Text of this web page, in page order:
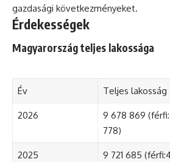
gazdasági következményeket.
Érdekességek
Magyarország teljes lakossága
Év Teljes lakosság
2026
9 678 869
778)
2025
9 721 685